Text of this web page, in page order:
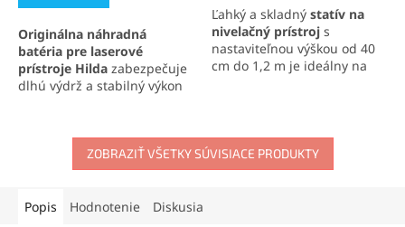
hviezdičiek.
Originálna náhradná
batéria pre laserové
prístroje Hilda zabezpečuje
dlhú výdrž a stabilný výkon
kompatibilná s modelmi
Hilda 3D a Hilda 4D, ľahká a
praktická na každodenné
technológia zaručuje
hviezdičiek.
Ľahký a skladný statív na
nivelačný prístroj s
nastaviteľnou výškou od 40
cm do 1,2 m je ideálny na
nivelačných zariadení a
vďakahliníkovej konštrukcii
ponúka pevnosť aj nízku
ZOBRAZIŤ VŠETKY SÚVISIACE PRODUKTY
Popis Hodnotenie Diskusia